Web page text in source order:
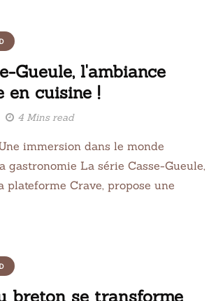
Gueule, l'ambiance
en cuisine !
4 Mins read
immersion dans le monde
gastronomie La série Casse-Gueule,
plateforme Crave, propose une
breton se transforme